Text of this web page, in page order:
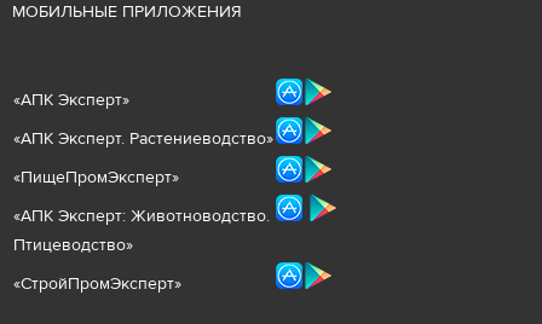
МОБИЛЬНЫЕ ПРИЛОЖЕНИЯ
«АПК Эксперт»
«АПК Эксперт. Растениеводство»
«ПищеПромЭксперт»
«АПК Эксперт: Животноводство.
Птицеводство»
«СтройПромЭксперт»